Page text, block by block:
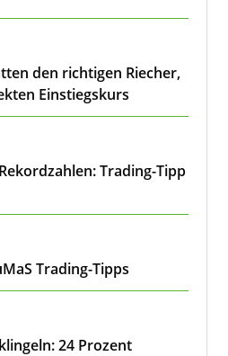
den richtigen Riecher,
Einstiegskurs
Trading-Tipp
Trading-Tipps
24 Prozent